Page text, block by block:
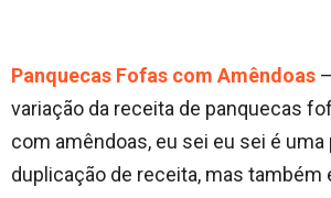
Panquecas Fofas com Amêndoas
variação da receita de panquecas
com amêndoas, eu sei eu sei é uma
duplicação de receita, mas também